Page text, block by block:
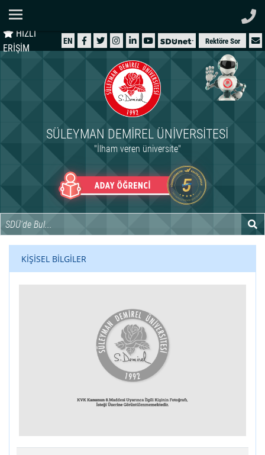
HIZLI
ERİŞİM
EN Rektöre Sor
SÜLEYMAN DEMIREL ÜNIVERSITESI
"İlham veren üniversite"
ÜNİVERSİTEMİZ
İDARİ
ARAŞTIRMA
INTERNATIONAL
KİŞİSEL BİLGİLER